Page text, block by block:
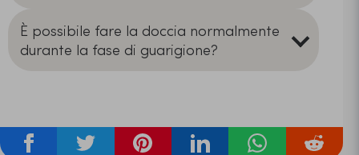
È possibile fare la doccia normalmente
durante la fase di guarigione?